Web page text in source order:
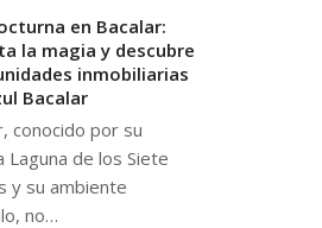
en Bacalar:
la magia y descubre
inmobiliarias
Bacalar
conocido por su
Laguna de los Siete
y su ambiente
no…